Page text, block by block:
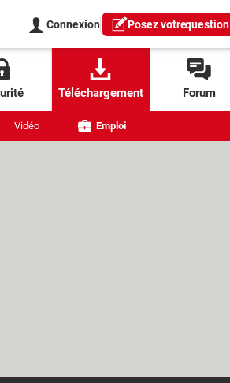
Connexion Posez votrequestion
Téléchargement Forum
Vidéo Emploi